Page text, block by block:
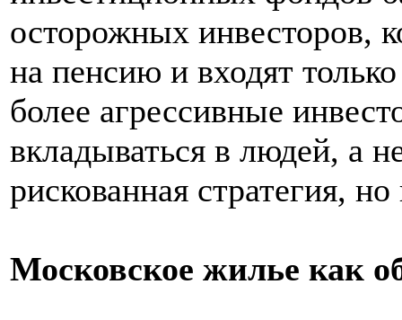
осторожных инвесторов,
на пенсию и входят
более агрессивные
вкладываться в людей, а
рискованная стратегия,
Московское жилье как